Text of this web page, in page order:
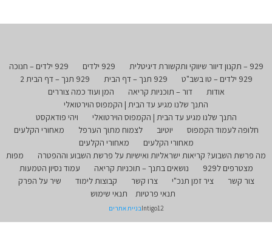
929 – תקנון דיוור שיווקי ותקשורת דיגיטלית 929 ילדים
929 ילדים – חנוכה
929 ילדים – טו בשב"ט
929 תנך – דף הבית
929 תנך – דף הבית 2
אודות
דור – תוכניות קריאה
המן ועוד כמה צוררים
התנך שלנו מגיע עד הבית | הקמפוס הוירטואלי
התנך שלנו מגיע עד הבית | הקמפוס הוירטואלי
ויהי פודאקסט
חלופה לעמוד הקמפוס
יוטיוב לצמוח מתוך הערפל
מאחורי הקלעים
מאחורי הקלעים
מאחורי הקלעים
מה פרשת השבוע? קריאות ישראליות ואישיות על פרשת השבוע וההפטרה
מפות
מצטרפים ל929
נושאים בתנך – תוכניות קריאה
עמוד נסיון הטמעות
צור קשר
ציר זמן תנכ"י צרו קשר קבוצות לימוד
שיר על הפרק
תנאי פרטיות
תנאי שימוש
Intigo12בניית אתרים